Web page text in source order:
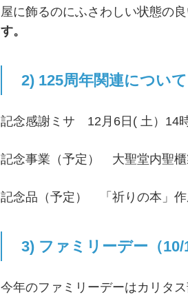
屋に飾るのにふさわしい状態の
す。
2) 125周年関連について
記念感謝ミサ 12月6日( 土）14
記念事業（予定） 大聖堂内聖
記念品（予定） 「祈りの本」
3) ファミリーデー（
今年のファミリーデーはカリタ